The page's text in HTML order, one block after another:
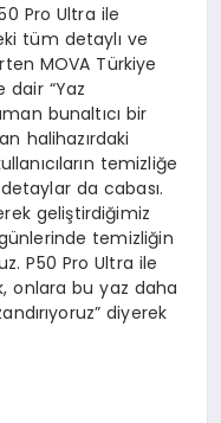
Pro Ultra ile
tüm detaylı ve
MOVA Türkiye
dair “Yaz
bunaltıcı bir
halihazırdaki
temizliğe
da cabası.
geliştirdiğimiz
temizliğin
P50 Pro Ultra ile
onlara bu yaz daha
diyerek